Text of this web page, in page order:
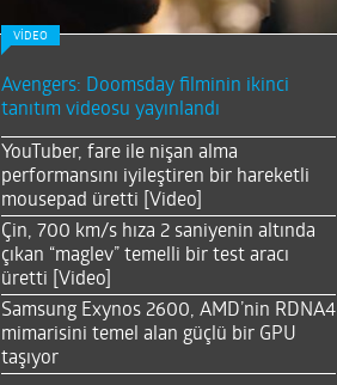
VİDEO
Avengers: Doomsday filminin ikinci
tanıtım videosu yayınlandı
YouTuber, fare ile nişan alma
performansını iyileştiren bir hareketli
mousepad üretti [Video]
Çin, 700 km/s hıza 2 saniyenin altında
çıkan “maglev” temelli bir test aracı
üretti [Video]
Samsung Exynos 2600, AMD’nin RDNA4
mimarisini temel alan güçlü bir GPU
taşıyor